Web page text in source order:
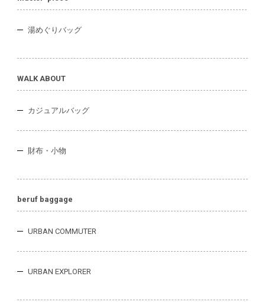
湯めぐりバッグ
WALK ABOUT
カジュアルバッグ
財布・小物
beruf baggage
URBAN COMMUTER
URBAN EXPLORER